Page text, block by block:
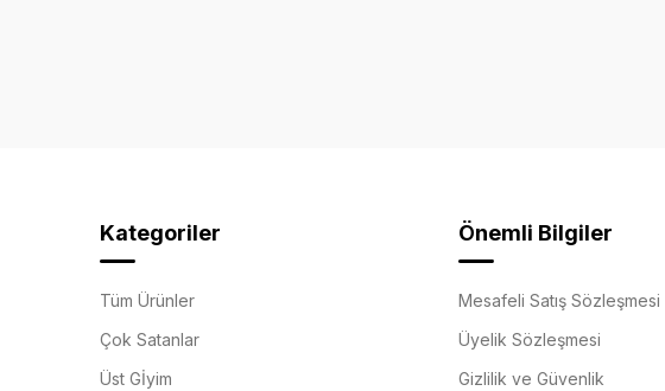
Kategoriler
Tüm Ürünler
Çok Satanlar
Üst Gİyim
Önemli Bilgiler
Mesafeli Satış Sözleşmesi
Üyelik Sözleşmesi
Gizlilik ve Güvenlik